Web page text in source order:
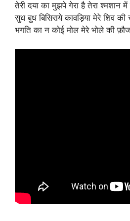
तेरी दया का मुझपे गेरा है तेरा श्मशान में
सुध बुध बिसिराये कावड़िया मेरे शिव की
भगति का न कोई मोल मेरे भोले की